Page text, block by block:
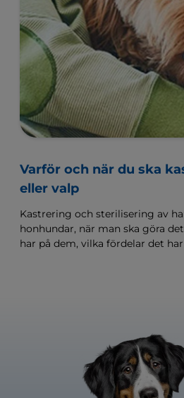
Varför och när du ska
eller valp
Kastrering och sterilisering av
honhundar, när man ska göra
har på dem, vilka fördelar det